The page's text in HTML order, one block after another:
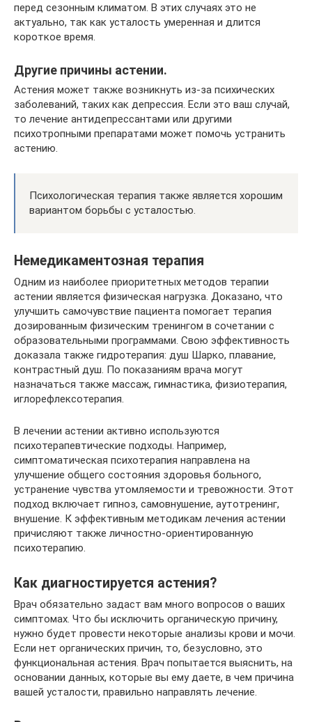
перед сезонным климатом. В этих случаях это не
актуально, так как усталость умеренная и длится
короткое время.
Другие причины астении.
Астения может также возникнуть из-за психических
заболеваний, таких как депрессия. Если это ваш случай,
то лечение антидепрессантами или другими
психотропными препаратами может помочь устранить
астению.
Психологическая терапия также является хорошим
вариантом борьбы с усталостью.
Немедикаментозная терапия
Одним из наиболее приоритетных методов терапии
астении является физическая нагрузка. Доказано, что
улучшить самочувствие пациента помогает терапия
дозированным физическим тренингом в сочетании с
образовательными программами. Свою эффективность
доказала также гидротерапия: душ Шарко, плавание,
контрастный душ. По показаниям врача могут
назначаться также массаж, гимнастика, физиотерапия,
иглорефлексотерапия.
В лечении астении активно используются
психотерапевтические подходы. Например,
симптоматическая психотерапия направлена на
улучшение общего состояния здоровья больного,
устранение чувства утомляемости и тревожности. Этот
подход включает гипноз, самовнушение, аутотренинг,
внушение. К эффективным методикам лечения астении
причисляют также личностно-ориентированную
психотерапию.
Как диагностируется астения?
Врач обязательно задаст вам много вопросов о ваших
симптомах. Что бы исключить органическую причину,
нужно будет провести некоторые анализы крови и мочи.
Если нет органических причин, то, безусловно, это
функциональная астения. Врач попытается выяснить, на
основании данных, которые вы ему даете, в чем причина
вашей усталости, правильно направлять лечение.